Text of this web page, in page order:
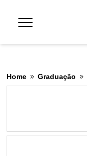
Home 9 Graduação 9